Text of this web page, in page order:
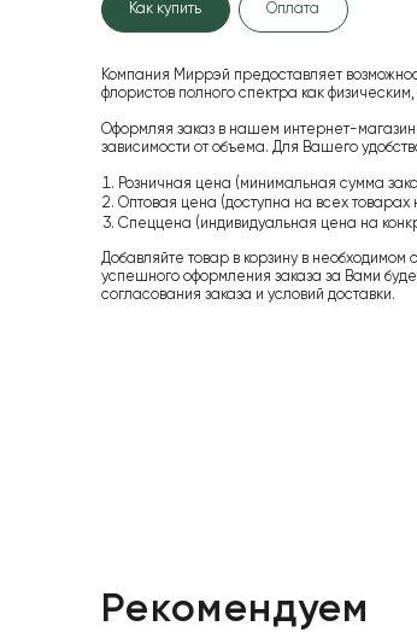
Как купить Оплата
Компания Миррэй предоставляет
флористов полного спектра как
Оформляя заказ в нашем интернет-
зависимости от объема. Для Вашего
Розничная цена (минимальная сумма
Оптовая цена (доступна на всех
Спеццена (индивидуальная цена на
Добавляйте товар в корзину в
успешного оформления заказа за Вами
согласования заказа и условий доставки.
Рекомендуем